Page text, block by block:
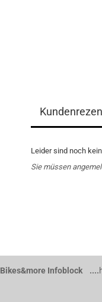
Leider sind noch
Sie müssen
Bikes&more Infoblock ....